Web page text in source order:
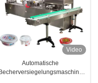
Video
Automatische
Becherversiegelungsmaschine